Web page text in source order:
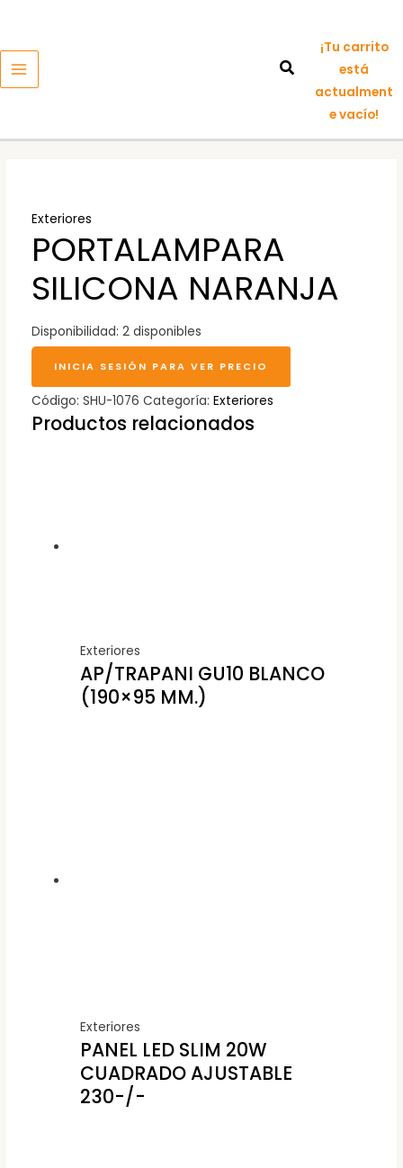
contenido
MENU
¡Tu carrito
está
actualment
e vacío!
Exteriores
PORTALAMPARA
SILICONA NARANJA
Disponibilidad: 2 disponibles
INICIA SESIÓN PARA VER PRECIO
Código: SHU-1076 Categoría: Exteriores
Productos relacionados
Exteriores
AP/TRAPANI GU10 BLANCO
(190×95 MM.)
Exteriores
PANEL LED SLIM 20W
CUADRADO AJUSTABLE
230-/-